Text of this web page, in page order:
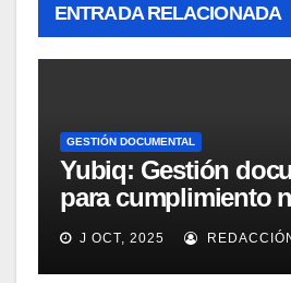
ENTRADA RELACIONADA
GESTIÓN DOCUMENTAL
Yubiq: Gestión
para cumplimiento
(Demo)
J OCT, 2025